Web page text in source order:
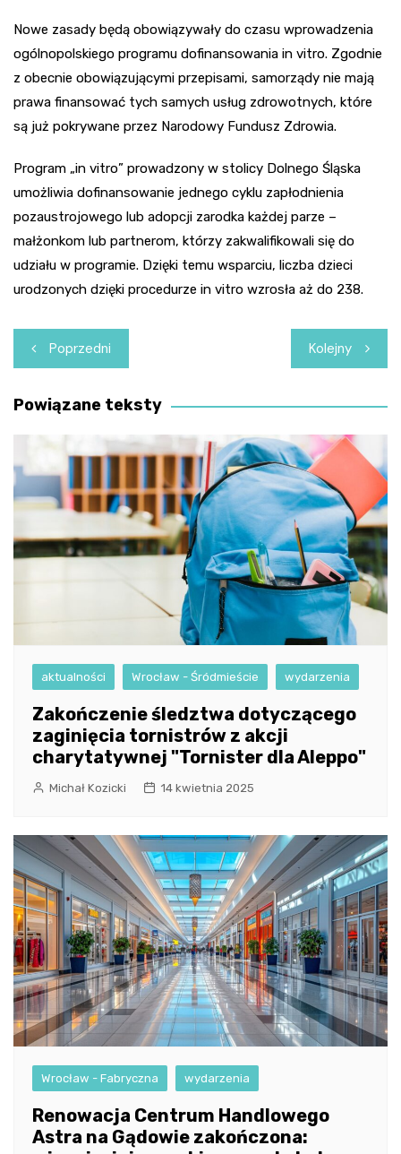
Nowe zasady będą obowiązywały do czasu wprowadzenia
ogólnopolskiego programu dofinansowania in vitro. Zgodnie
z obecnie obowiązującymi przepisami, samorządy nie mają
prawa finansować tych samych usług zdrowotnych, które
są już pokrywane przez Narodowy Fundusz Zdrowia.
Program „in vitro” prowadzony w stolicy Dolnego Śląska
umożliwia dofinansowanie jednego cyklu zapłodnienia
pozaustrojowego lub adopcji zarodka każdej parze –
małżonkom lub partnerom, którzy zakwalifikowali się do
udziału w programie. Dzięki temu wsparciu, liczba dzieci
urodzonych dzięki procedurze in vitro wzrosła aż do 238.
Nawigacja
wpisu
Poprzedni Kolejny
Powiązane teksty
aktualności Wrocław - Śródmieście wydarzenia
Zakończenie śledztwa dotyczącego
zaginięcia tornistrów z akcji
charytatywnej "Tornister dla Aleppo"
Michał Kozicki 14 kwietnia 2025
Wrocław - Fabryczna wydarzenia
Renowacja Centrum Handlowego
Astra na Gądowie zakończona: